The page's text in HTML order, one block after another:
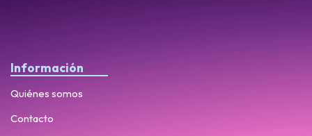
Información
Quiénes somos
Contacto